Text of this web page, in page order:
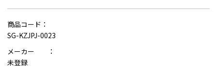
商品コード：
SG-KZJPJ-0023
メーカー ：
未登録